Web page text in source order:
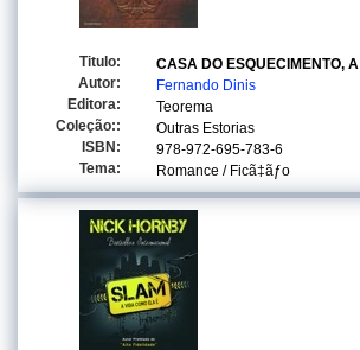
Titulo:
CASA DO ESQUECIMENTO, A
Autor:
Fernando Dinis
Editora:
Teorema
Coleção::
Outras Estorias
ISBN:
978-972-695-783-6
Tema:
Romance / Ficã‡ãƒo